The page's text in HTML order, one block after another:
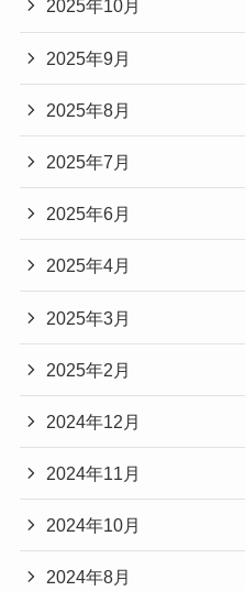
2025年10月
2025年9月
2025年8月
2025年7月
2025年6月
2025年4月
2025年3月
2025年2月
2024年12月
2024年11月
2024年10月
2024年8月